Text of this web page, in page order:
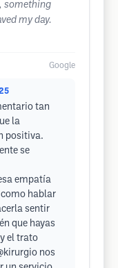
something
my day.
Google
tan
la
positiva.
se
empatía
hablar
sentir
que hayas
el trato
nos